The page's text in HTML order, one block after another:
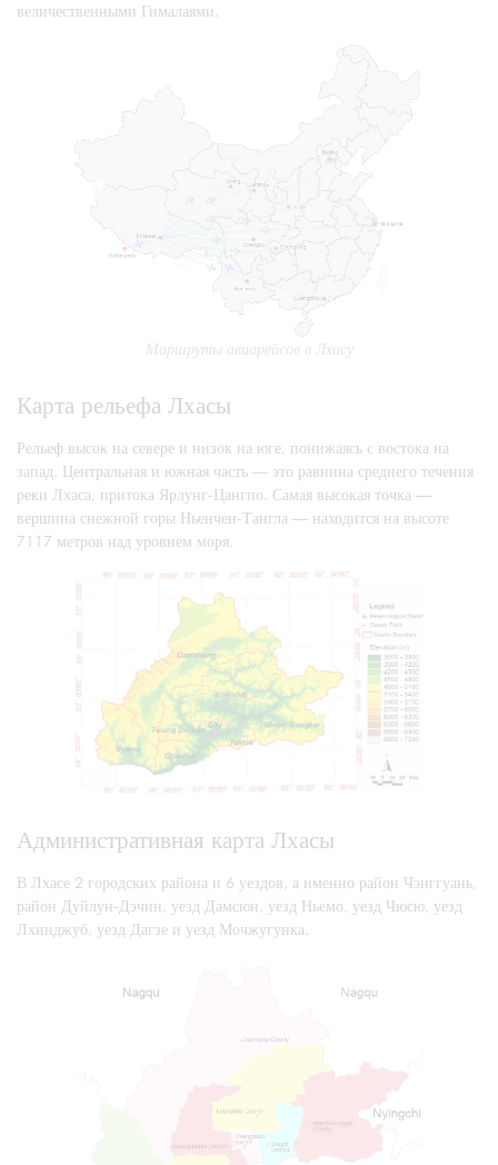
величественными Гималаями.
Маршруты авиарейсов в Лхасу
Карта рельефа Лхасы
Рельеф высок на севере и низок на юге, понижаясь с востока на
запад. Центральная и южная часть — это равнина среднего течения
реки Лхаса, притока Ярлунг-Цангпо. Самая высокая точка —
вершина снежной горы Ньенчен-Тангла — находится на высоте
7117 метров над уровнем моря.
Административная карта Лхасы
В Лхасе 2 городских района и 6 уездов, а именно район Чэнггуань,
район Дуйлун-Дэчин, уезд Дамсюн, уезд Ньемо, уезд Чюсю, уезд
Лхинджуб, уезд Дагзе и уезд Мочжугунка.